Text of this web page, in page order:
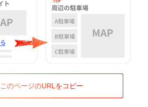
このページのURLをコピー